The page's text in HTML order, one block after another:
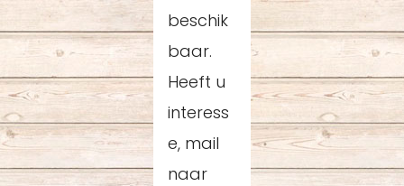
beschik
baar.
Heeft u
interess
e, mail
naar